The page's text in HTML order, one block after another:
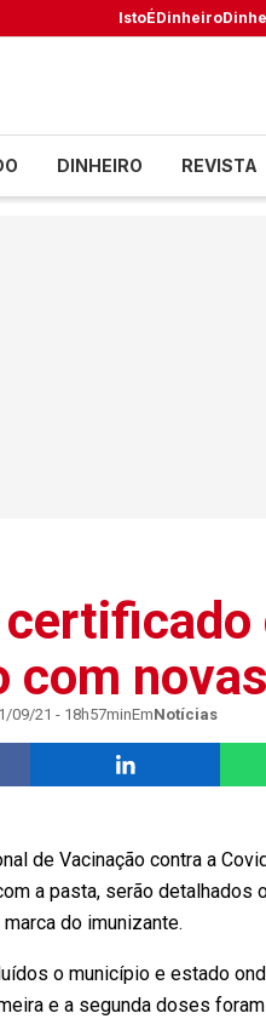
IstoÉDinheiro
DINHEIRO REVISTA
com
09/21 - 18h57minEmNotícias
de Vacinação contra a
a pasta, serão
do imunizante.
o município e estado
e a segunda doses